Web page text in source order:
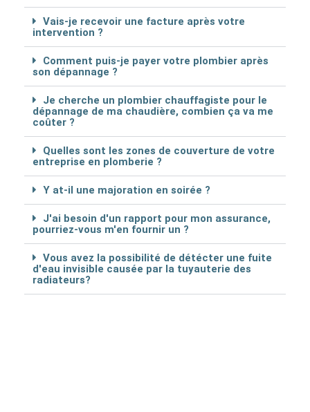
Vais-je recevoir une facture après votre
intervention ?
Comment puis-je payer votre plombier après
son dépannage ?
Je cherche un plombier chauffagiste pour le
dépannage de ma chaudière, combien ça va me
coûter ?
Quelles sont les zones de couverture de votre
entreprise en plomberie ?
Y at-il une majoration en soirée ?
J'ai besoin d'un rapport pour mon assurance,
pourriez-vous m'en fournir un ?
Vous avez la possibilité de détécter une fuite
d'eau invisible causée par la tuyauterie des
radiateurs?